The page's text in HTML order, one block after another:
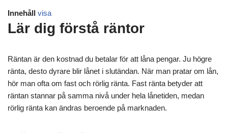
Innehåll visa
Lär dig förstå räntor
Räntan är den kostnad du betalar för att låna pengar. Ju högre
ränta, desto dyrare blir lånet i slutändan. När man pratar om lån,
hör man ofta om fast och rörlig ränta. Fast ränta betyder att
räntan stannar på samma nivå under hela lånetiden, medan
rörlig ränta kan ändras beroende på marknaden.